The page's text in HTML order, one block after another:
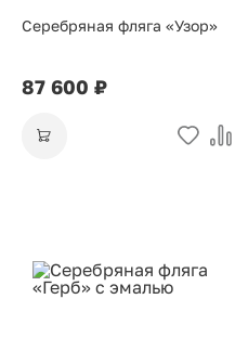
Серебряная фляга «Узор»
87 600 ₽